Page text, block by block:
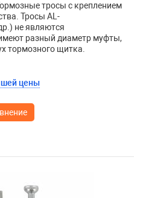
тросы с креплением
Тросы AL -
не являются
разный диаметр муфты,
тормозного щитка.
цены